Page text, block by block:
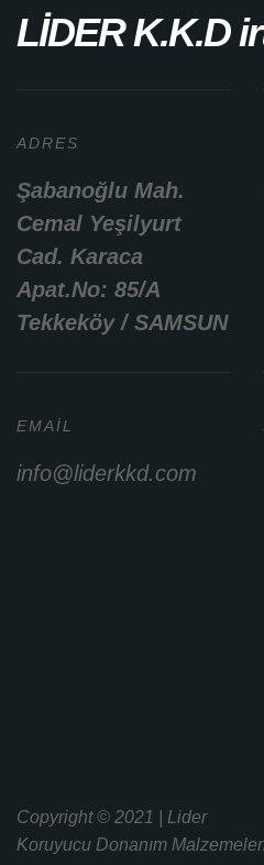
LİDER K.K.D
ADRES
Şabanoğlu Mah.
Cemal Yeşilyurt
Cad. Karaca
Apat.No: 85/A
Tekkeköy / SAMSUN
EMAIL
info@liderkkd.com
Copyright © 2021 | Lider
Koruyucu Donanım